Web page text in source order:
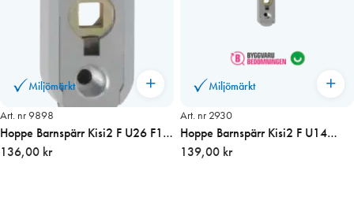
Miljömärkt
Art. nr 9898
Hoppe Barnspärr Kisi2 F U26 F1
7mm sprint Alu
136,00 kr
Miljömärkt
Art. nr 2930
Hoppe Barnspärr Kisi2 F U14
F1/Alu 8x8mm hål
139,00 kr